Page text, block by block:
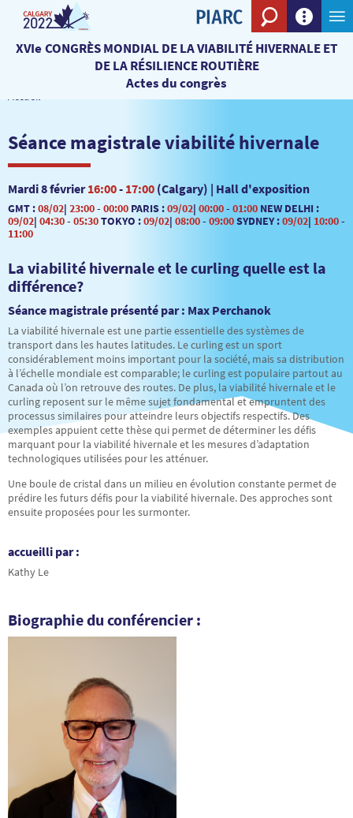
XVIe CONGRÈS MONDIAL DE LA VIABILITÉ HIVERNALE ET
DE LA RÉSILIENCE ROUTIÈRE
Actes du congrès
Voir le
Accueil
Séance magistrale viabilité hivernale
Mardi 8 février16:00- 17:00 (Calgary) | Hall d'exposition
GMT :08/02| 23:00- 00:00 PARIS :09/02| 00:00- 01:00 NEW DELHI :
09/02| 04:30- 05:30TOKYO :09/02| 08:00- 09:00SYDNEY :09/02| 10:00-
11:00
La viabilité hivernale et le curling quelle est la
différence?
Séance magistrale présenté par : Max Perchanok
La viabilité hivernale est une partie essentielle des systèmes de
transport dans les hautes latitudes. Le curling est un sport
considérablement moins important pour la société, mais sa distribution
à l’échelle mondiale est comparable; le curling est populaire partout au
Canada où l’on retrouve des routes. De plus, la viabilité hivernale et le
curling reposent sur le même sujet fondamental et empruntent des
processus similaires pour atteindre leurs objectifs respectifs. Des
exemples appuient cette thèse qui permet de déterminer les défis
marquant pour la viabilité hivernale et les mesures d’adaptation
technologiques utilisées pour les atténuer.
Une boule de cristal dans un milieu en évolution constante permet de
prédire les futurs défis pour la viabilité hivernale. Des approches sont
ensuite proposées pour les surmonter.
accueilli par :
Kathy Le
Biographie du conférencier :